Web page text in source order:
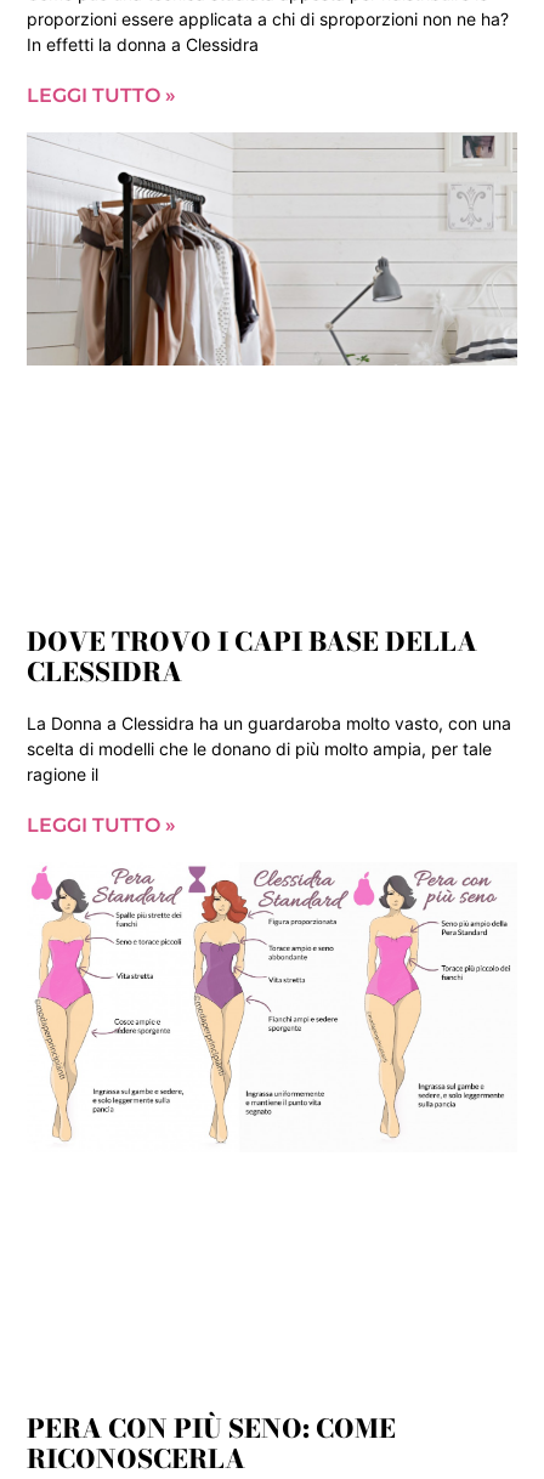
proporzioni essere applicata a chi di sproporzioni non ne ha?
In effetti la donna a Clessidra
LEGGI TUTTO »
DOVE TROVO I CAPI BASE DELLA
CLESSIDRA
La Donna a Clessidra ha un guardaroba molto vasto, con una
scelta di modelli che le donano di più molto ampia, per tale
ragione il
LEGGI TUTTO »
PERA CON PIÙ SENO: COME
RICONOSCERLA